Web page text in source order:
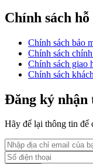
Chính sách
Chính sách bảo
Chính sách
Chính sách giao
Chính sách
Đăng ký nhận
Hãy để lại thông tin để